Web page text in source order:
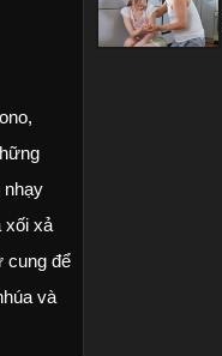
nhạy
xối xả
cung để
và